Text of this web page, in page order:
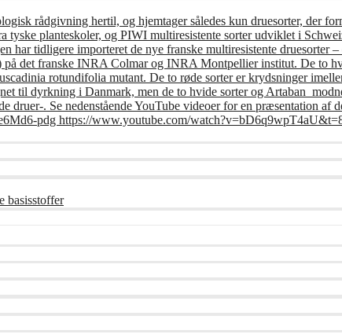
rådgivning hertil, og hjemtager således kun druesorter, der
planteskoler, og PIWI multiresistente sorter udviklet i
har tidligere importeret de nye franske multiresistente druesorter
det franske INRA Colmar og INRA Montpellier institut. De to
rotundifolia mutant. De to røde sorter er krydsninger
til dyrkning i Danmark, men de to hvide sorter og Artaban
druer-. Se nedenstående YouTube videoer for en præsentation af
pdg https://www.youtube.com/
basisstoffer